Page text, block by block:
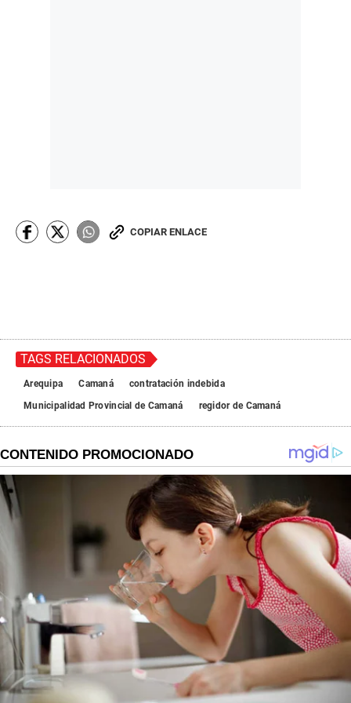
COPIAR ENLACE
TAGS RELACIONADOS
Arequipa Camaná
contratación indebida
Municipalidad Provincial de Camaná
regidor de Camaná